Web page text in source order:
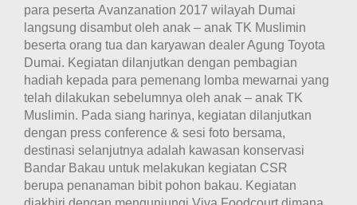
para peserta Avanzanation 2017 wilayah Dumai
langsung disambut oleh anak – anak TK Muslimin
beserta orang tua dan karyawan dealer Agung Toyota
Dumai. Kegiatan dilanjutkan dengan pembagian
hadiah kepada para pemenang lomba mewarnai yang
telah dilakukan sebelumnya oleh anak – anak TK
Muslimin. Pada siang harinya, kegiatan dilanjutkan
dengan press conference & sesi foto bersama,
destinasi selanjutnya adalah kawasan konservasi
Bandar Bakau untuk melakukan kegiatan CSR
berupa penanaman bibit pohon bakau. Kegiatan